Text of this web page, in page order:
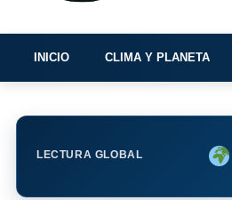
INICIO CLIMA Y PLANETA
LECTURA GLOBAL